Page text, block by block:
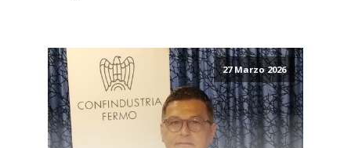
27 Marzo 2026